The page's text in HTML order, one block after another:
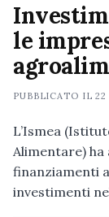
le
PUBBLICATO IL22
L’Ismea
Alimentare)
finanziamenti
investimenti